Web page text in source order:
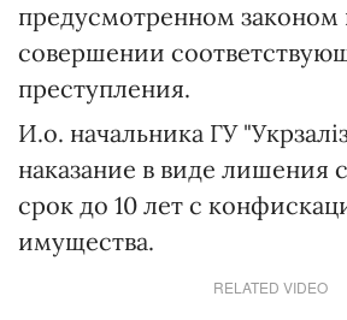
предусмотренном законом
совершении
преступления.
И.о. начальника ГУ
наказание в виде лишения
срок до 10 лет с
имущества.
RELATED VIDEO